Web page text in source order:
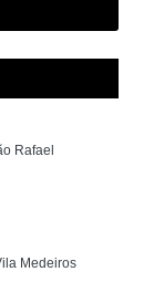
Rafael
Medeiros